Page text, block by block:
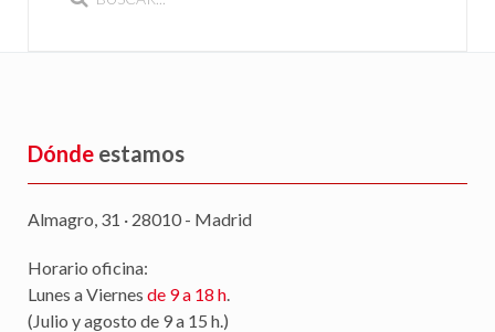
Dónde estamos
Almagro, 31 · 28010 - Madrid
Horario oficina:
Lunes a Viernes de 9 a 18 h.
(Julio y agosto de 9 a 15 h.)